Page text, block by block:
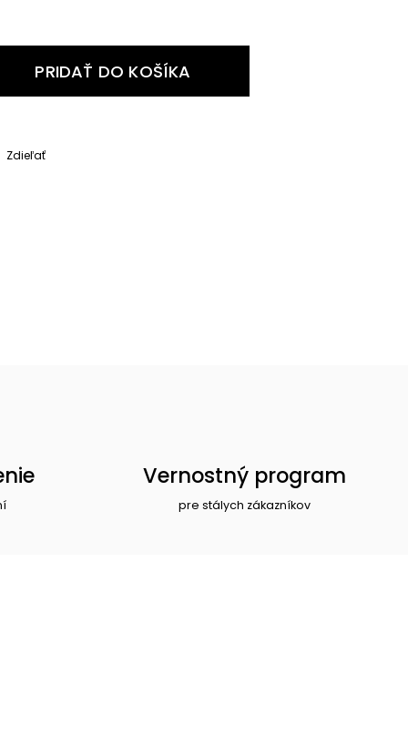
PRIDAŤ DO KOŠÍKA
Zdieľať
Vernostný program
pre stálych zákazníkov